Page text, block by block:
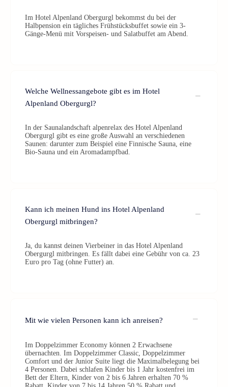
Im Hotel Alpenland Obergurgl bekommst du bei der
Halbpension ein tägliches Frühstücksbuffet sowie ein 3-
Gänge-Menü mit Vorspeisen- und Salatbuffet am Abend.
Welche Wellnessangebote gibt es im Hotel
Alpenland Obergurgl?
In der Saunalandschaft alpenrelax des Hotel Alpenland
Obergurgl gibt es eine große Auswahl an verschiedenen
Saunen: darunter zum Beispiel eine Finnische Sauna, eine
Bio-Sauna und ein Aromadampfbad.
Kann ich meinen Hund ins Hotel Alpenland
Obergurgl mitbringen?
Ja, du kannst deinen Vierbeiner in das Hotel Alpenland
Obergurgl mitbringen. Es fällt dabei eine Gebühr von ca. 23
Euro pro Tag (ohne Futter) an.
Mit wie vielen Personen kann ich anreisen?
Im Doppelzimmer Economy können 2 Erwachsene
übernachten. Im Doppelzimmer Classic, Doppelzimmer
Comfort und der Junior Suite liegt die Maximalbelegung bei
4 Personen. Dabei schlafen Kinder bis 1 Jahr kostenfrei im
Bett der Eltern, Kinder von 2 bis 6 Jahren erhalten 70 %